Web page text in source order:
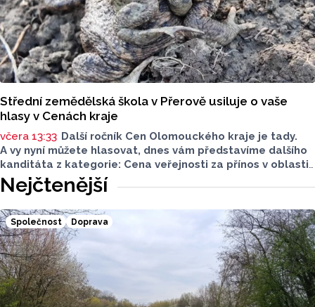
Střední zemědělská škola v Přerově usiluje o vaše
hlasy v Cenách kraje
včera 13:33 Další ročník Cen Olomouckého kraje je tady.
A vy nyní můžete hlasovat, dnes vám představíme dalšího
kanditáta z kategorie: Cena veřejnosti za přínos v oblasti
životního prostředí. Toto je Střední zemědělská škola
v Přerově, která má nominaci v kategorii: Významný počin
v ochraně životního prostředí - právnická osoba.
Nejčtenější
Společnost Doprava